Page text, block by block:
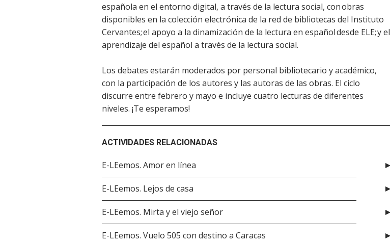
española en el entorno digital, a través de la lectura social, con obras
disponibles en la colección electrónica de la red de bibliotecas del Instituto
Cervantes; el apoyo a la dinamización de la lectura en español desde ELE; y el
aprendizaje del español a través de la lectura social.
Los debates estarán moderados por personal bibliotecario y académico,
con la participación de los autores y las autoras de las obras. El ciclo
discurre entre febrero y mayo e incluye cuatro lecturas de diferentes
niveles. ¡Te esperamos!
ACTIVIDADES RELACIONADAS
E-LEemos. Amor en línea
E-LEemos. Lejos de casa
E-LEemos. Mirta y el viejo señor
E-LEemos. Vuelo 505 con destino a Caracas